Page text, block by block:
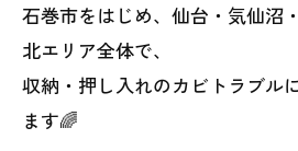
石巻市をはじめ、仙台・気仙沼
北エリア全体で、
収納・押し入れのカビトラブル
ます🌈